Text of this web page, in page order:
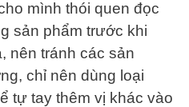
mình thói quen đọc
sản phẩm trước khi
nên tránh các sản
chỉ nên dùng loại
tự tay thêm vị khác vào